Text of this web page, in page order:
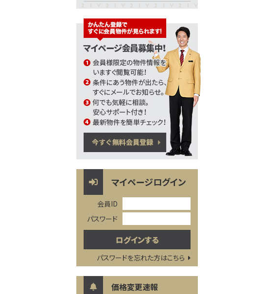
マイページログイン
会員ID
パスワード
パスワードを忘れた方はこちら
価格変更速報